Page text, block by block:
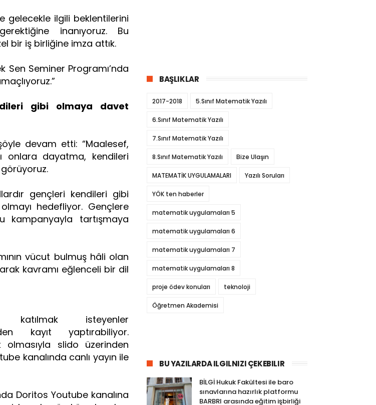
gelecekle ilgili beklentilerini
inanıyoruz. Bu
bir iş birliğine imza attık.
Seminer Programı’nda
gibi olmaya davet
devam etti: “Maalesef,
onlara dayatma, kendileri
gençleri kendileri gibi
hedefliyor. Gençlere
kampanyayla tartışmaya
vücut bulmuş hâli olan
kavramı eğlenceli bir dil
isteyenler
kayıt yaptırabiliyor.
slido üzerinden
kanalında canlı yayın ile
Doritos Youtube kanalına
BAŞLIKLAR
2017-2018 5.Sınıf Matematik Yazılı
6.Sınıf Matematik Yazılı
7.Sınıf Matematik Yazılı
8.Sınıf Matematik Yazılı Bize Ulaşın
MATEMATİK UYGULAMALARI Yazılı Soruları
YÖK ten haberler
matematik uygulamaları 5
matematik uygulamaları 6
matematik uygulamaları 7
matematik uygulamaları 8
proje ödev konuları teknoloji
Öğretmen Akademisi
BU YAZILARDA ILGILNIZI ÇEKEBILIR
BİLGİ Hukuk Fakültesi ile baro
sınavlarına hazırlık platformu
BARBRI arasında eğitim işbirliği